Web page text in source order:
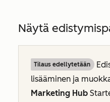
Näytä
Tilaus edellytetään
lisääminen ja
Marketing Hub